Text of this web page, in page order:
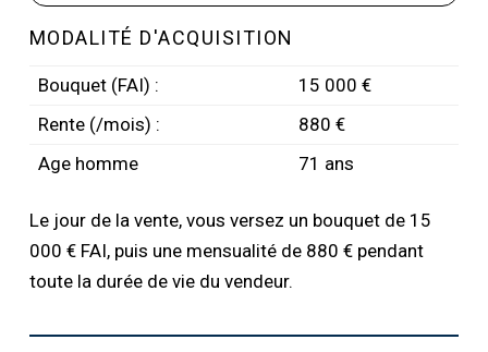
MODALITÉ D'ACQUISITION
Bouquet (FAI) :
15 000 €
Rente (/mois) :
880 €
Age homme
71 ans
Le jour de la vente, vous versez un bouquet de 15
000 € FAI, puis une mensualité de 880 € pendant
toute la durée de vie du vendeur.